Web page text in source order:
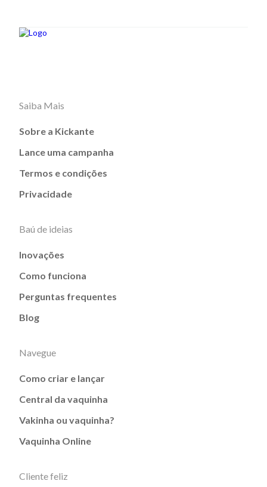
Saiba Mais
Sobre a Kickante
Lance uma campanha
Termos e condições
Privacidade
Baú de ideias
Inovações
Como funciona
Perguntas frequentes
Blog
Navegue
Como criar e lançar
Central da vaquinha
Vakinha ou vaquinha?
Vaquinha Online
Cliente feliz